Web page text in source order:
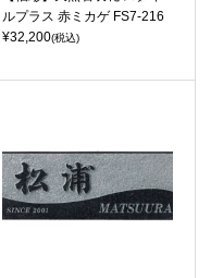
ルプラス 赤ミカゲ FS7-216
¥32,200(税込)